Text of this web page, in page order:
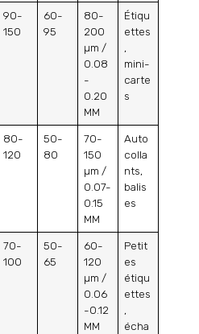
90-
150
60-
95
80-
200
µm /
0.08
-
0.20
MM
Étiqu
ettes
,
mini-
carte
s
80-
120
50-
80
70-
150
µm /
0.07-
0.15
MM
Auto
colla
nts,
balis
es
70-
100
50-
65
60-
120
µm /
0.06
-0.12
MM
Petit
es
étiqu
ettes
,
écha